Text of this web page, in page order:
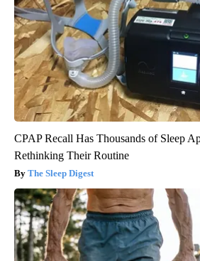
CPAP Recall Has Thousands of Sleep
Rethinking Their Routine
The Sleep Digest